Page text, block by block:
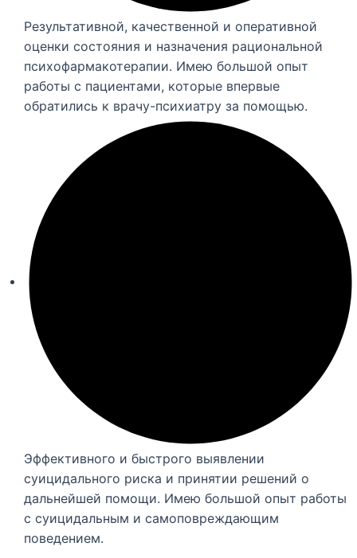
Результативной, качественной и оперативной
оценки состояния и назначения рациональной
психофармакотерапии. Имею большой опыт
работы с пациентами, которые впервые
обратились к врачу-психиатру за помощью.
Эффективного и быстрого выявлении
суицидального риска и принятии решений о
дальнейшей помощи. Имею большой опыт работы
с суицидальным и самоповреждающим
поведением.